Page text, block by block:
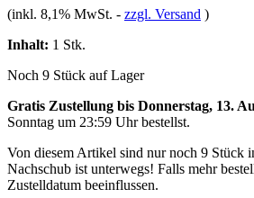
(inkl. 8,1% MwSt. - zzgl. Versand )
Inhalt: 1 Stk.
Noch 9 Stück auf Lager
Gratis Zustellung bis Donnerstag, 13.
Sonntag um 23:59 Uhrbestellst.
Von diesem Artikel sind nur noch 9 Stück
Nachschub ist unterwegs! Falls mehr
Zustelldatum beeinflussen.